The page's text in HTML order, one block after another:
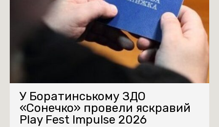
У Боратинському ЗДО
«Сонечко» провели яскравий
Play Fest Impulse 2026